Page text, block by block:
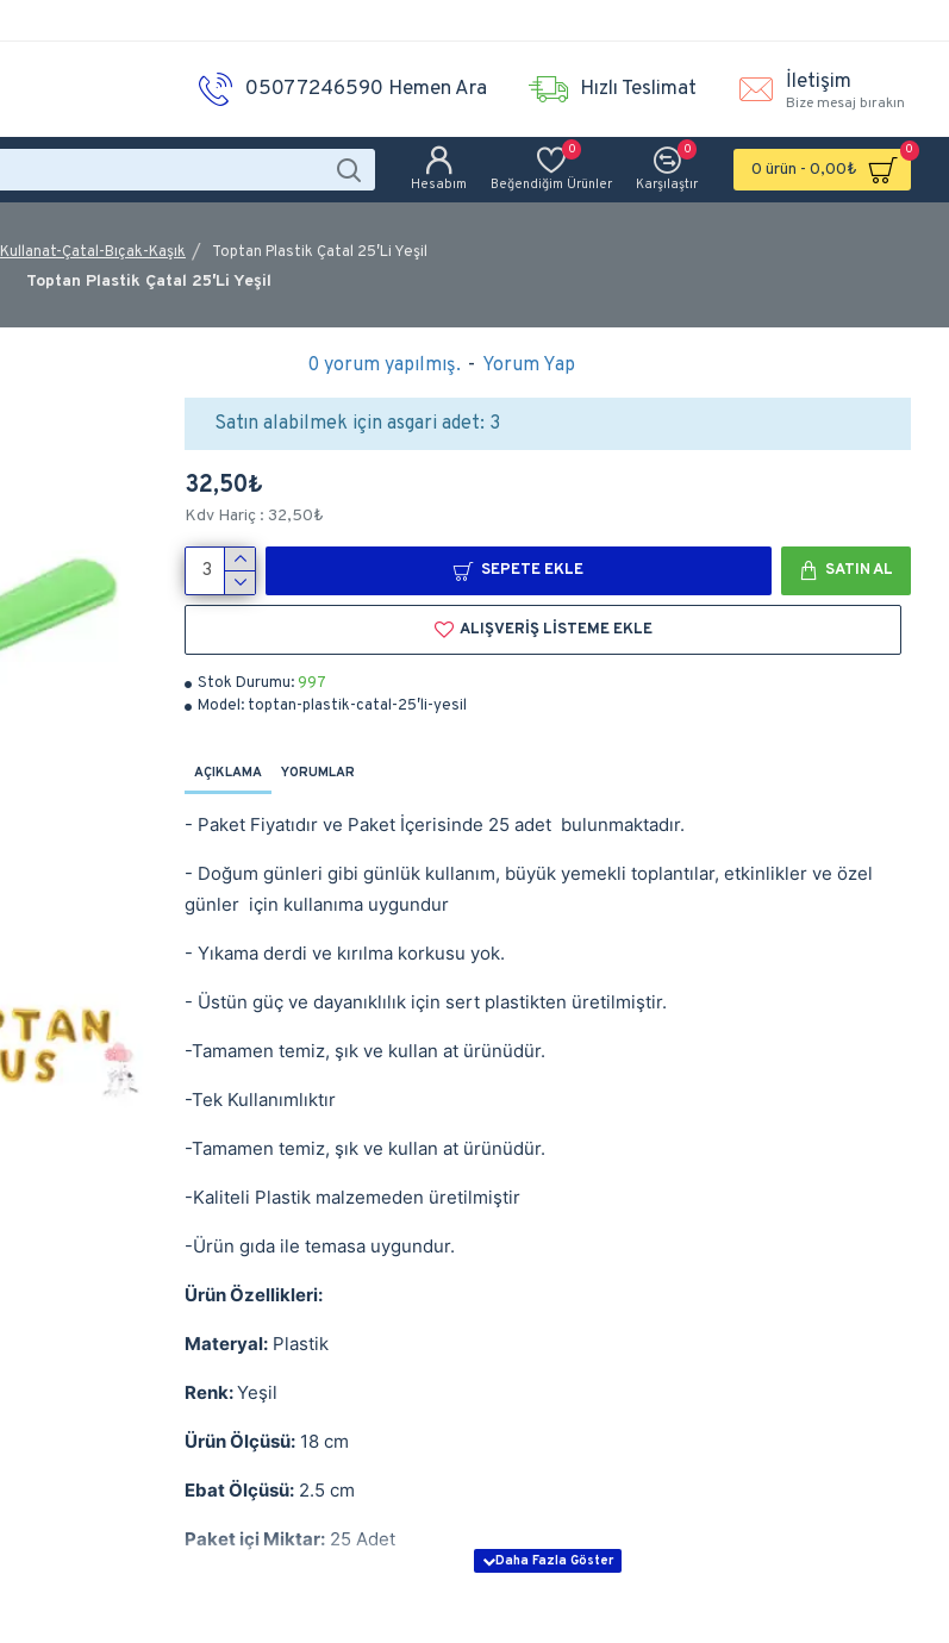
05077246590 Hemen Ara Hızlı Teslimat İletişim
Bize mesaj bırakın
Hesabım Beğendiğim Ürünler
0
Karşılaştır
0
0 ürün - 0,00₺
0
Kullanat-Çatal-Bıçak-Kaşık Toptan Plastik Çatal 25′Li Yeşil
Toptan Plastik Çatal 25′Li Yeşil
Stok Durumu: 997
Model: toptan-plastik-catal-25′li-yesil
0 yorum yapılmış. - Yorum Yap
32,50₺
Kdv Hariç : 32,50₺
SEPETE EKLE SATIN AL
ALIŞVERIŞ LISTEME EKLE
Satın alabilmek için asgari adet: 3
AÇIKLAMA YORUMLAR
- Paket Fiyatıdır ve Paket İçerisinde 25 adet bulunmaktadır.
- Doğum günleri gibi günlük kullanım, büyük yemekli toplantılar, etkinlikler ve özel
günler için kullanıma uygundur
- Yıkama derdi ve kırılma korkusu yok.
- Üstün güç ve dayanıklılık için sert plastikten üretilmiştir.
-Tamamen temiz, şık ve kullan at ürünüdür.
-Tek Kullanımlıktır
-Tamamen temiz, şık ve kullan at ürünüdür.
-Kaliteli Plastik malzemeden üretilmiştir
-Ürün gıda ile temasa uygundur.
Ürün Özellikleri:
Materyal: Plastik
Renk:Yeşil
Ürün Ölçüsü: 18 cm
Ebat Ölçüsü: 2.5 cm
Paket içi Miktar: 25 Adet